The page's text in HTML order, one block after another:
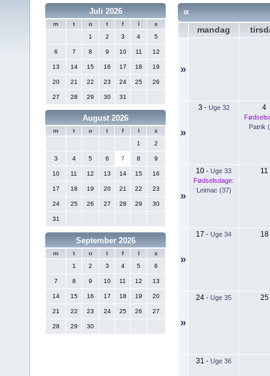
Juli 2026
m t o t f l
s
1
2 3 4 5
6 7 8 9 10 11 12
13 14 15 16 17 18 19
20 21 22 23 24 25 26
27 28 29 30 31
August 2026
m t o t f l
s
1
2
3 4 5 6 7 8 9
10 11 12 13 14 15 16
17 18 19 20 21 22 23
24 25 26 27 28 29 30
31
September 2026
m t o t f l
s
1
2 3 4 5 6
7 8 9 10 11 12 13
14 15 16 17 18 19 20
21 22 23 24 25 26 27
28 29 30
«
mandag
»
»
3 - Uge 32 4
Patrik
»
10 - Uge 33
Fødselsdage:
Leimac (37)
11
»
17 - Uge 34 18
»
24 - Uge 35 25
31 - Uge 36